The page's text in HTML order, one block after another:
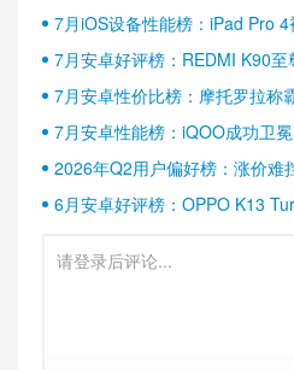
7月iOS设备性能榜：iPad Pro 4
7月安卓好评榜：REDMI K90
半壁江山
7月安卓性价比榜：摩托罗拉称
7月安卓性能榜：iQOO成功卫冕
2026年Q2用户偏好榜：涨价难
6月安卓好评榜：OPPO K13